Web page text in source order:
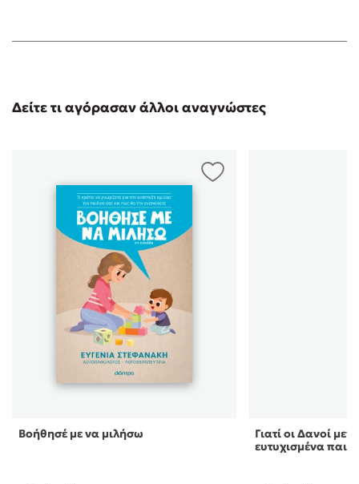
Δείτε τι αγόρασαν άλλοι αναγνώστες
Βοήθησέ με να μιλήσω
Γιατί οι Δανοί
ευτυχισμένα